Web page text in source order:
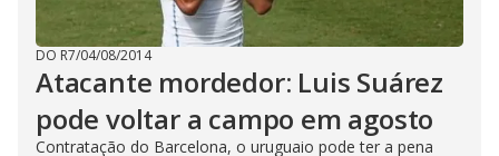
DO R7/04/08/2014
Atacante mordedor: Luis Suárez
pode voltar a campo em agosto
Contratação do Barcelona, o uruguaio pode ter a pena